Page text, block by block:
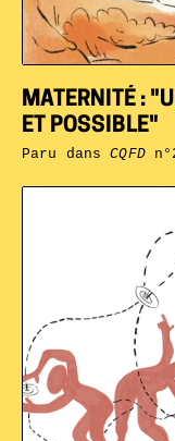
MATERNITÉ :
ET POSSIBLE"
Paru dansCQFD